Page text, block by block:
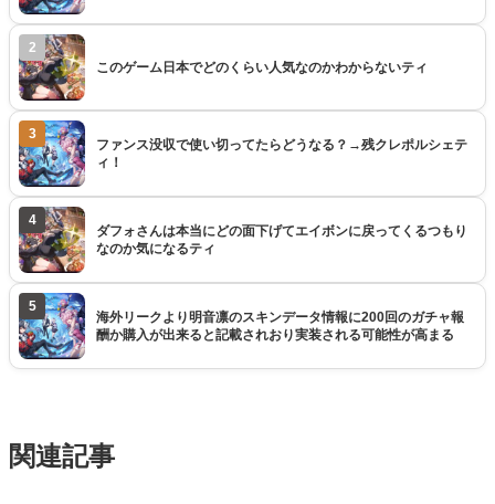
2
このゲーム日本でどのくらい人気なのかわからないティ
3
ファンス没収で使い切ってたらどうなる？→残クレポルシェテ
ィ！
4
ダフォさんは本当にどの面下げてエイボンに戻ってくるつもり
なのか気になるティ
5
海外リークより明音凛のスキンデータ情報に200回のガチャ報
酬か購入が出来ると記載されおり実装される可能性が高まる
関連記事